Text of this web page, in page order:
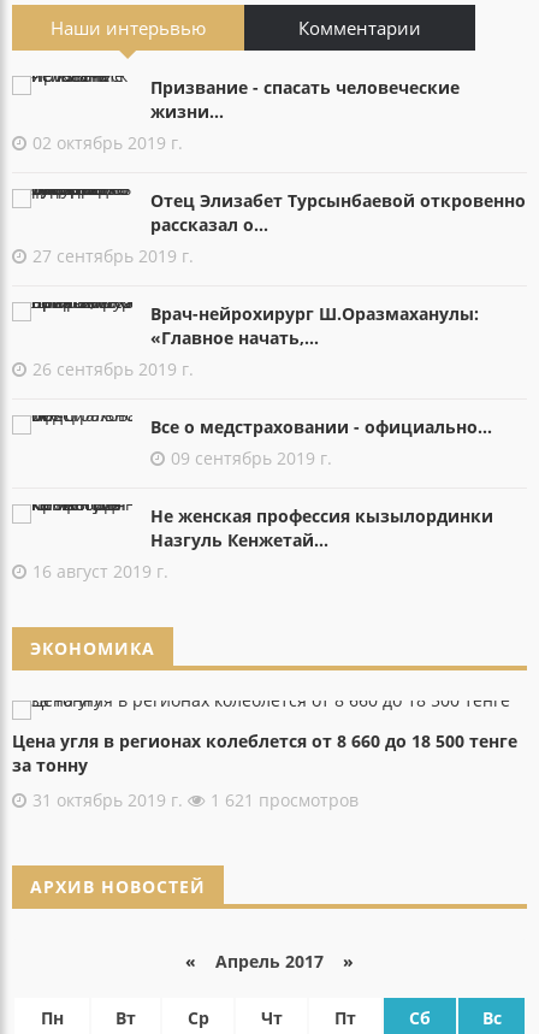
Наши интерьвью Комментарии
Призвание - спасать человеческие
жизни...
02 октябрь 2019 г.
Отец Элизабет Турсынбаевой откровенно
рассказал о...
27 сентябрь 2019 г.
Врач-нейрохирург Ш.Оразмаханулы:
«Главное начать,...
26 сентябрь 2019 г.
Все о медстраховании - официально...
09 сентябрь 2019 г.
Не женская профессия кызылординки
Назгуль Кенжетай...
16 август 2019 г.
ЭКОНОМИКА
Цена угля в регионах колеблется от 8 660 до 18 500 тенге
за тонну
31 октябрь 2019 г.
1 621 просмотров
АРХИВ НОВОСТЕЙ
« Апрель 2017 »
Пн Вт Ср Чт Пт Сб Вс